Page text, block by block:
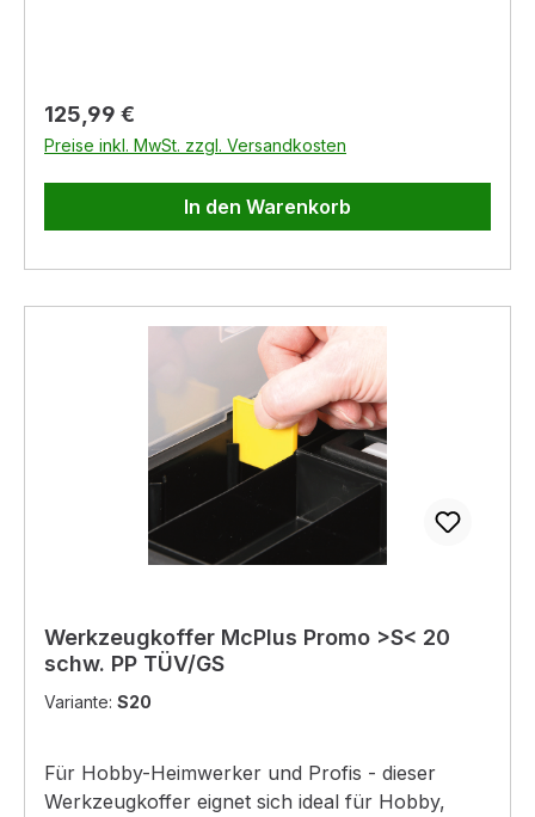
Regulärer Preis:
125,99 €
Preise inkl. MwSt. zzgl. Versandkosten
In den Warenkorb
Werkzeugkoffer McPlus Promo >S< 20
schw. PP TÜV/GS
Variante: S20
Für Hobby-Heimwerker und Profis - dieser
Werkzeugkoffer eignet sich ideal für Hobby,